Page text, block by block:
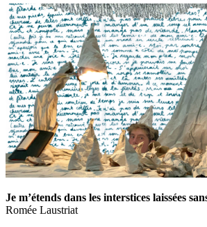
Je m’étends dans les interstices laissées
Romée Laustriat